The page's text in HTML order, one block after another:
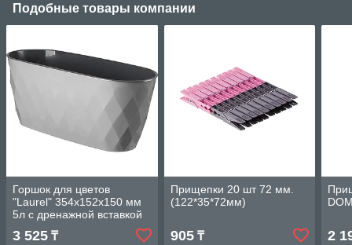
Подобные товары компании
Горшок для цветов
"Laurel" 354х152х150 мм
5л с дренажной вставкой
(серый)
3 525 ₸
Прищепки 20 шт 72 мм.
(122*35*72мм)
905₸ 2